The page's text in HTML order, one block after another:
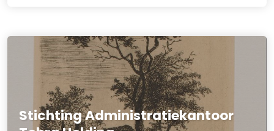
Stichting Administratiekantoor